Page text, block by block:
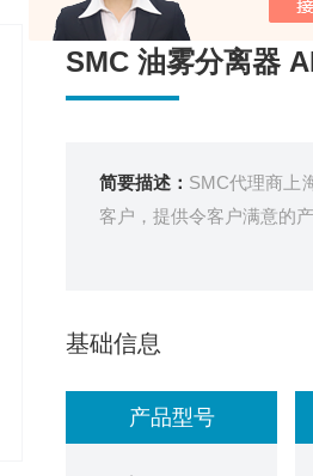
SMC 油雾分离器
简要描述： SMC代理商上
客户，提供令客户满意的产
基础信息
产品型号